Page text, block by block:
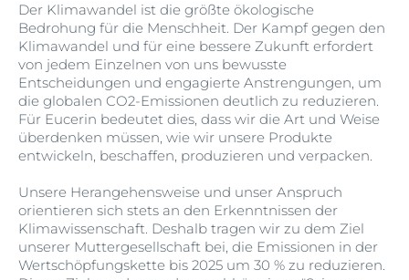
Der Klimawandel ist die größte ökologische
Bedrohung für die Menschheit. Der Kampf gegen den
Klimawandel und für eine bessere Zukunft erfordert
von jedem Einzelnen von uns bewusste
Entscheidungen und engagierte Anstrengungen, um
die globalen CO2-Emissionen deutlich zu reduzieren.
Für Eucerin bedeutet dies, dass wir die Art und Weise
überdenken müssen, wie wir unsere Produkte
entwickeln, beschaffen, produzieren und verpacken.
Unsere Herangehensweise und unser Anspruch
orientieren sich stets an den Erkenntnissen der
Klimawissenschaft. Deshalb tragen wir zu dem Ziel
unserer Muttergesellschaft bei, die Emissionen in der
Wertschöpfungskette bis 2025 um 30 % zu reduzieren.